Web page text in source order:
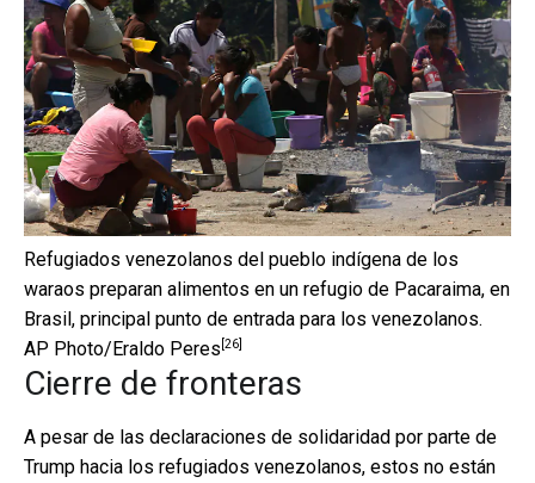
Refugiados venezolanos del pueblo indígena de los
waraos preparan alimentos en un refugio de Pacaraima, en
Brasil, principal punto de entrada para los venezolanos.
AP Photo/Eraldo Peres [26]
Cierre de fronteras
A pesar de las declaraciones de solidaridad por parte de
Trump hacia los refugiados venezolanos, estos no están